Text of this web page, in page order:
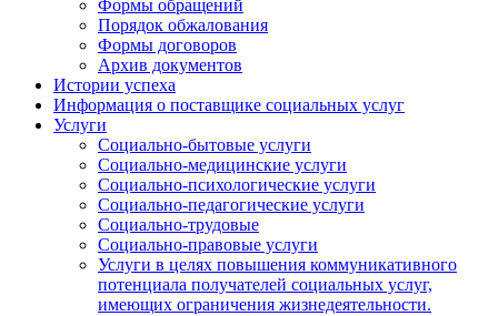
Формы обращений
Порядок обжалования
Формы договоров
Архив документов
Истории успеха
Информация о поставщике социальных услуг
Услуги
Социально-бытовые услуги
Социально-медицинские услуги
Социально-психологические услуги
Социально-педагогические услуги
Социально-трудовые
Социально-правовые услуги
Услуги в целях повышения коммуникативного
потенциала получателей социальных услуг,
имеющих ограничения жизнедеятельности.